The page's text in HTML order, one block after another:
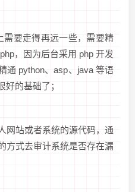
需要走得再远一些，需要精
，因为后台采用 php 开发
通 python、asp、java 等语
的基础了；
网站或者系统的源代码，通
方式去审计系统是否存在漏